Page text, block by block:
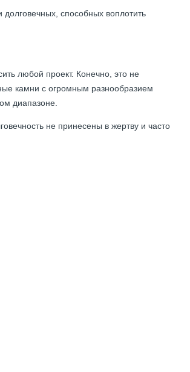
способных воплотить
любой проект. Конечно, это не
камни с огромным разнообразием
диапазоне.
не принесены в жертву и часто